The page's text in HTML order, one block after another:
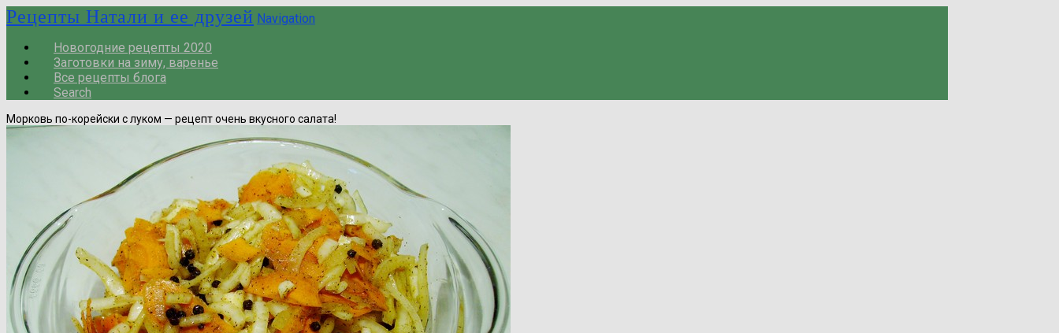
Рецепты Натали и ее друзей Navigation
Новогодние рецепты 2020
Заготовки на зиму, варенье
Все рецепты блога
Search
Морковь по-корейски с луком — рецепт очень вкусного салата!